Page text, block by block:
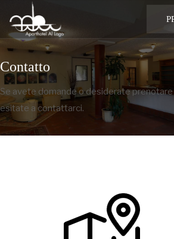
Contatto
Se avete domande o desiderate prenotare
esitate a contattarci.